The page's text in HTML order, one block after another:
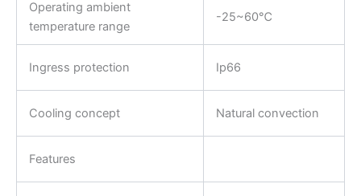
Operating ambient
temperature range
-25~60℃
Ingress protection Ip66
Cooling concept Natural convection
Features